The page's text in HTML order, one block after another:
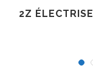
2Z